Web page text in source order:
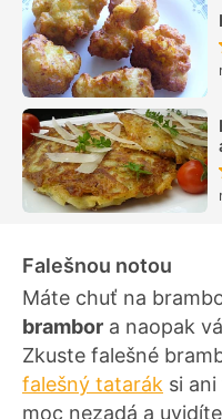
Falešnou notou
Máte chuť na
brambor a naopak
Zkuste falešné
falešný tatarák si
moc nezadá a